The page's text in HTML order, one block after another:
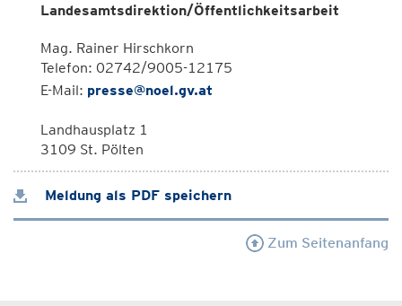
Landesamtsdirektion/Öffentlichkeitsarbeit
Mag. Rainer Hirschkorn
Telefon: 02742/9005-12175
E-Mail: presse@noel.gv.at
Landhausplatz 1
3109 St. Pölten
Meldung als PDF speichern
Zum Seitenanfang